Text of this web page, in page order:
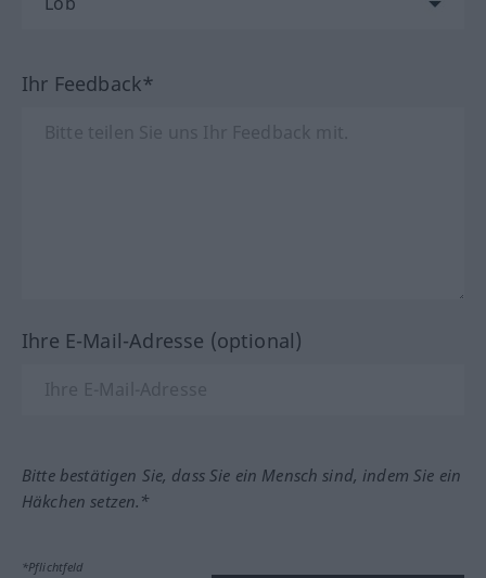
Ihr Feedback*
Ihre E-Mail-Adresse (optional)
Bitte bestätigen Sie, dass Sie ein Mensch sind, indem Sie ein
Häkchen setzen.*
*Pflichtfeld